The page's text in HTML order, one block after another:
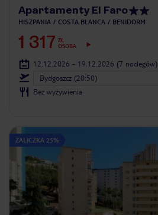
Apartamenty El Faro
HISZPANIA COSTA BLANCA BENIDORM
1 317 ZŁ
OSOBA
12.12.2026 - 19.12.2026 (7 noclegów)
Bydgoszcz (20:50)
Bez wyżywienia
ZALICZKA 25%